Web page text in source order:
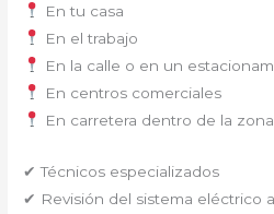
En tu casa
En el trabajo
En la calle o en un
En centros comerciales
En carretera dentro de la
✔ Técnicos especializados
✔ Revisión del sistema eléctrico